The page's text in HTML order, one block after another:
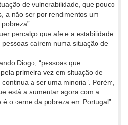
de vulnerabilidade, que pouco
a não ser por rendimentos um
percalço que afete a estabilidade
caírem numa situação de
Diogo, “pessoas que
primeira vez em situação de
a ser uma minoria”. Porém,
está a aumentar agora com a
o cerne da pobreza em Portugal”,